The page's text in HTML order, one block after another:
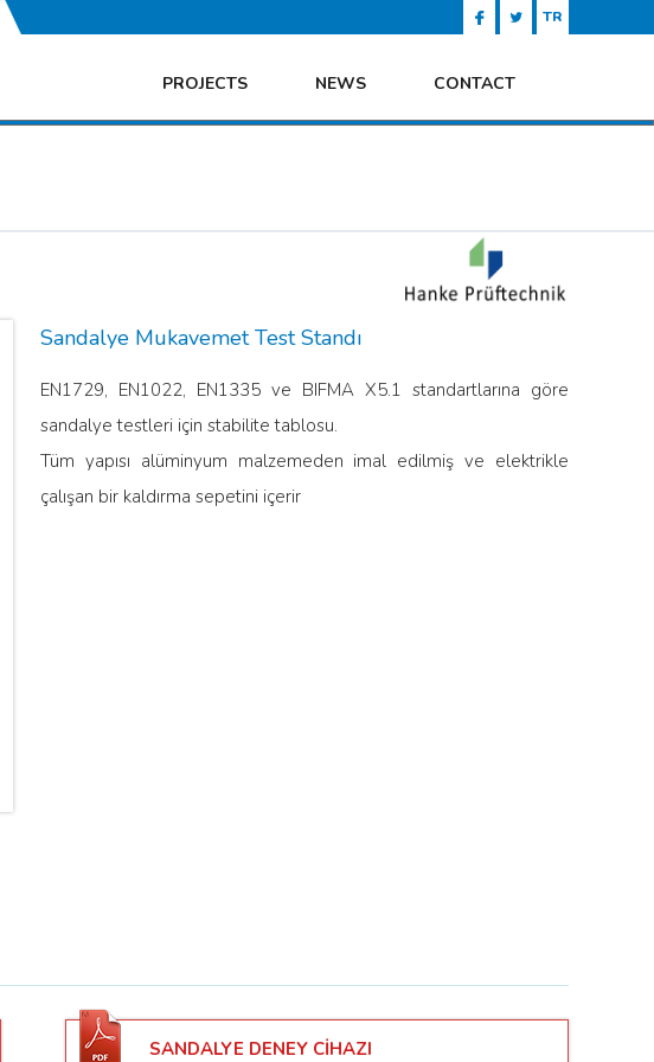
TR
PROJECTS NEWS CONTACT
Sandalye Mukavemet Test Standı
EN1729, EN1022, EN1335 ve BIFMA X5.1 standartlarına göre
sandalye testleri için stabilite tablosu.
Tüm yapısı alüminyum malzemeden imal edilmiş ve elektrikle
çalışan bir kaldırma sepetini içerir
SANDALYE DENEY CİHAZI